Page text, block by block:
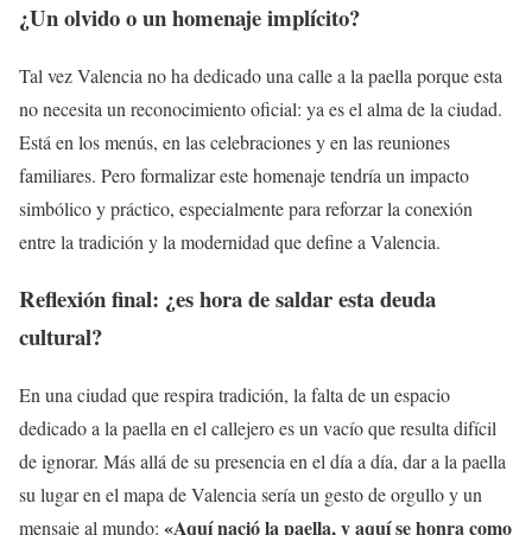
¿Un olvido o un homenaje implícito?
Tal vez Valencia no ha dedicado una calle a la paella porque esta
no necesita un reconocimiento oficial: ya es el alma de la ciudad.
Está en los menús, en las celebraciones y en las reuniones
familiares. Pero formalizar este homenaje tendría un impacto
simbólico y práctico, especialmente para reforzar la conexión
entre la tradición y la modernidad que define a Valencia.
Reflexión final: ¿es hora de saldar esta deuda
cultural?
En una ciudad que respira tradición, la falta de un espacio
dedicado a la paella en el callejero es un vacío que resulta difícil
de ignorar. Más allá de su presencia en el día a día, dar a la paella
su lugar en el mapa de Valencia sería un gesto de orgullo y un
mensaje al mundo: «Aquí nació la paella, y aquí se honra como